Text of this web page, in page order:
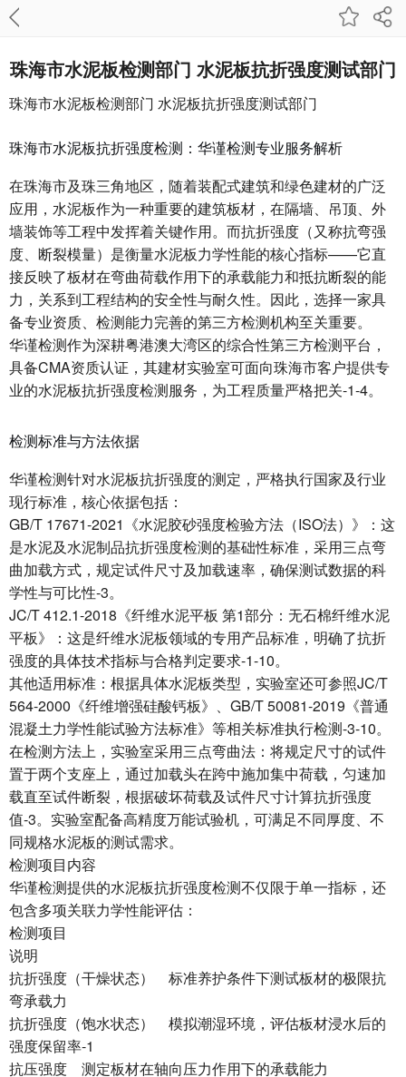
珠海市水泥板检测部门 水泥板抗折强度测试部门
珠海市水泥板检测部门 水泥板抗折强度测试部门
珠海市水泥板抗折强度检测：华谨检测专业服务解析
在珠海市及珠三角地区，随着装配式建筑和绿色建材的广泛
应用，水泥板作为一种重要的建筑板材，在隔墙、吊顶、外
墙装饰等工程中发挥着关键作用。而抗折强度（又称抗弯强
度、断裂模量）是衡量水泥板力学性能的核心指标——它直
接反映了板材在弯曲荷载作用下的承载能力和抵抗断裂的能
力，关系到工程结构的安全性与耐久性。因此，选择一家具
备专业资质、检测能力完善的第三方检测机构至关重要。
华谨检测作为深耕粤港澳大湾区的综合性第三方检测平台，
具备CMA资质认证，其建材实验室可面向珠海市客户提供专
业的水泥板抗折强度检测服务，为工程质量严格把关-1-4。
检测标准与方法依据
华谨检测针对水泥板抗折强度的测定，严格执行国家及行业
现行标准，核心依据包括：
GB/T 17671-2021《水泥胶砂强度检验方法（ISO法）》：这
是水泥及水泥制品抗折强度检测的基础性标准，采用三点弯
曲加载方式，规定试件尺寸及加载速率，确保测试数据的科
学性与可比性-3。
JC/T 412.1-2018《纤维水泥平板 第1部分：无石棉纤维水泥
平板》：这是纤维水泥板领域的专用产品标准，明确了抗折
强度的具体技术指标与合格判定要求-1-10。
其他适用标准：根据具体水泥板类型，实验室还可参照JC/T
564-2000《纤维增强硅酸钙板》、GB/T 50081-2019《普通
混凝土力学性能试验方法标准》等相关标准执行检测-3-10。
在检测方法上，实验室采用三点弯曲法：将规定尺寸的试件
置于两个支座上，通过加载头在跨中施加集中荷载，匀速加
载直至试件断裂，根据破坏荷载及试件尺寸计算抗折强度
值-3。实验室配备高精度万能试验机，可满足不同厚度、不
同规格水泥板的测试需求。
检测项目内容
华谨检测提供的水泥板抗折强度检测不仅限于单一指标，还
包含多项关联力学性能评估：
检测项目
说明
抗折强度（干燥状态） 标准养护条件下测试板材的极限抗
弯承载力
抗折强度（饱水状态） 模拟潮湿环境，评估板材浸水后的
强度保留率-1
抗压强度 测定板材在轴向压力作用下的承载能力